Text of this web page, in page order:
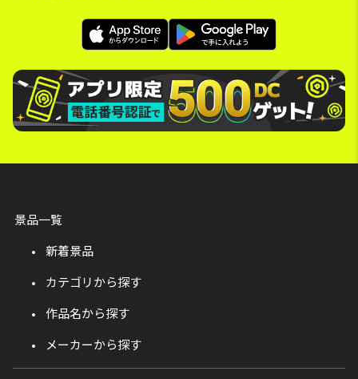
景品一覧
新着景品
カテゴリから探す
作品名から探す
メーカーから探す